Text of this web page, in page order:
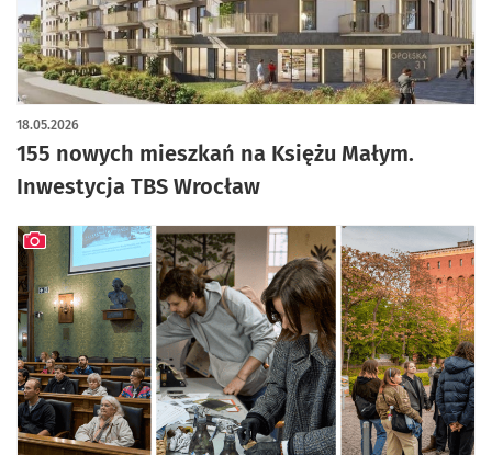
155 nowych mieszkań na Księżu Małym.
Inwestycja TBS Wrocław
18.05.2026
artykuł z galerią zdjęć